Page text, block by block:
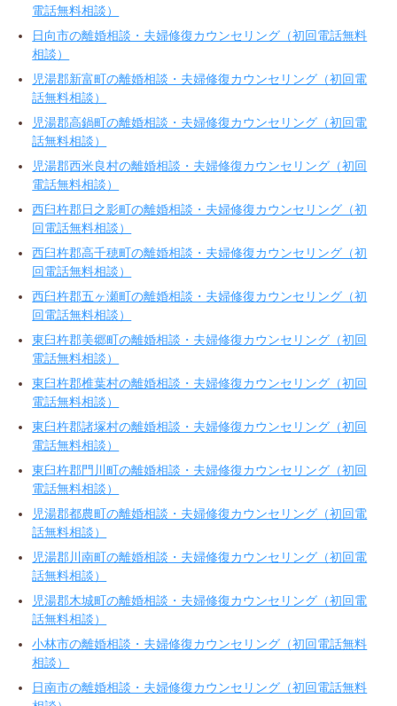
電話無料相談）
日向市の離婚相談・夫婦修復カウンセリング（初回電話無料
相談）
児湯郡新富町の離婚相談・夫婦修復カウンセリング（初回電
話無料相談）
児湯郡高鍋町の離婚相談・夫婦修復カウンセリング（初回電
話無料相談）
児湯郡西米良村の離婚相談・夫婦修復カウンセリング（初回
電話無料相談）
西臼杵郡日之影町の離婚相談・夫婦修復カウンセリング（初
回電話無料相談）
西臼杵郡高千穂町の離婚相談・夫婦修復カウンセリング（初
回電話無料相談）
西臼杵郡五ヶ瀬町の離婚相談・夫婦修復カウンセリング（初
回電話無料相談）
東臼杵郡美郷町の離婚相談・夫婦修復カウンセリング（初回
電話無料相談）
東臼杵郡椎葉村の離婚相談・夫婦修復カウンセリング（初回
電話無料相談）
東臼杵郡諸塚村の離婚相談・夫婦修復カウンセリング（初回
電話無料相談）
東臼杵郡門川町の離婚相談・夫婦修復カウンセリング（初回
電話無料相談）
児湯郡都農町の離婚相談・夫婦修復カウンセリング（初回電
話無料相談）
児湯郡川南町の離婚相談・夫婦修復カウンセリング（初回電
話無料相談）
児湯郡木城町の離婚相談・夫婦修復カウンセリング（初回電
話無料相談）
小林市の離婚相談・夫婦修復カウンセリング（初回電話無料
相談）
日南市の離婚相談・夫婦修復カウンセリング（初回電話無料